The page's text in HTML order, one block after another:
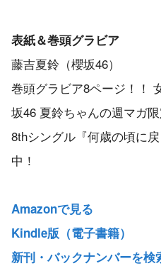
表紙＆巻頭グラビア
藤吉夏鈴（櫻坂46）
巻頭グラビア8ページ！！
坂46 夏鈴ちゃんの週マガ
8thシングル『何歳の頃に
中！
Amazonで見る
Kindle版（電子書籍）
新刊・バックナンバーを検